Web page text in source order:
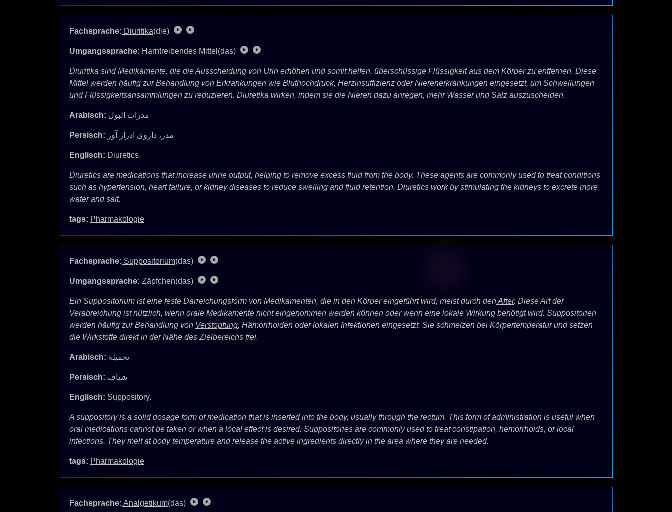
Fachsprache: Diuritika(die)
Umgangssprache: Harntreibendes Mittel(das)
Diuritika sind Medikamente, die die Ausscheidung von Urin erhöhen und somit helfen, überschüssige Flüssigkeit aus dem Körper zu entfernen. Diese
Mittel werden häufig zur Behandlung von Erkrankungen wie Bluthochdruck, Herzinsuffizienz oder Nierenerkrankungen eingesetzt, um Schwellungen
und Flüssigkeitsansammlungen zu reduzieren. Diuretika wirken, indem sie die Nieren dazu anregen, mehr Wasser und Salz auszuscheiden.
Arabisch: مدرات البول
Persisch: مدر، داروی ادرار آور
Englisch: Diuretics.
Diuretics are medications that increase urine output, helping to remove excess fluid from the body. These agents are commonly used to treat conditions
such as hypertension, heart failure, or kidney diseases to reduce swelling and fluid retention. Diuretics work by stimulating the kidneys to excrete more
water and salt.
tags: Pharmakologie
Fachsprache: Suppositorium(das)
Umgangssprache: Zäpfchen(das)
Ein Suppositorium ist eine feste Darreichungsform von Medikamenten, die in den Körper eingeführt wird, meist durch denAfter. Diese Art der
Verabreichung ist nützlich, wenn orale Medikamente nicht eingenommen werden können oder wenn eine lokale Wirkung benötigt wird. Suppositorien
werden häufig zur Behandlung von Verstopfung, Hämorrhoiden oder lokalen Infektionen eingesetzt. Sie schmelzen bei Körpertemperatur und setzen
die Wirkstoffe direkt in der Nähe des Zielbereichs frei.
Arabisch: تحميلة
Persisch: شیاف
Englisch: Suppository.
A suppository is a solid dosage form of medication that is inserted into the body, usually through the rectum. This form of administration is useful when
oral medications cannot be taken or when a local effect is desired. Suppositories are commonly used to treat constipation, hemorrhoids, or local
infections. They melt at body temperature and release the active ingredients directly in the area where they are needed.
tags: Pharmakologie
Fachsprache: Analgetikum(das)